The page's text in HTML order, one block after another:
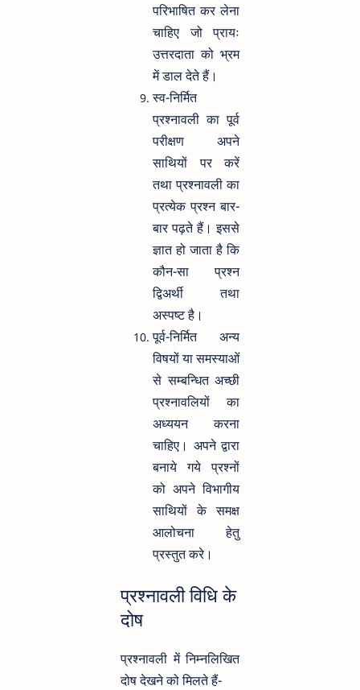
परिभाषित कर लेना
चाहिए जो प्रायः
उत्तरदाता को भ्रम
में डाल देते हैं।
स्व-निर्मित
प्रश्नावली का पूर्व
परीक्षण अपने
साथियों पर करें
तथा प्रश्नावली का
प्रत्येक प्रश्न बार-
बार पढ़ते हैं। इससे
ज्ञात हो जाता है कि
कौन-सा प्रश्न
द्विअर्थी तथा
अस्पष्ट है।
पूर्व-निर्मित अन्य
विषयों या समस्याओं
से सम्बन्धित अच्छी
प्रश्नावलियों का
अध्ययन करना
चाहिए। अपने द्वारा
बनाये गये प्रश्नों
को अपने विभागीय
साथियों के समक्ष
आलोचना हेतु
प्रस्तुत करे।
प्रश्नावली विधि के
दोष
प्रश्नावली में निम्नलिखित
दोष देखने को मिलते हैं-